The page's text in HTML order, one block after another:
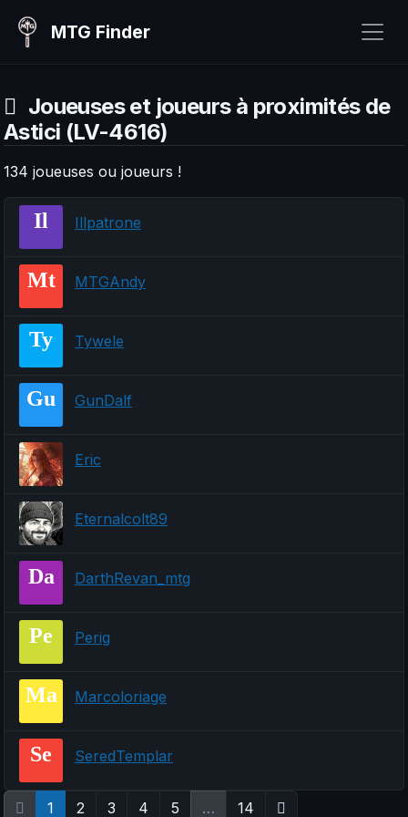
MTG Finder
Joueuses et joueurs à proximités de
Astici (LV-4616)
134 joueuses ou joueurs !
Il Illpatrone
Mt MTGAndy
Ty Tywele
Gu GunDalf
Eric
Eternalcolt89
Da DarthRevan_mtg
Pe Perig
Ma Marcoloriage
Se SeredTemplar
1 2 3 4 5 … 14